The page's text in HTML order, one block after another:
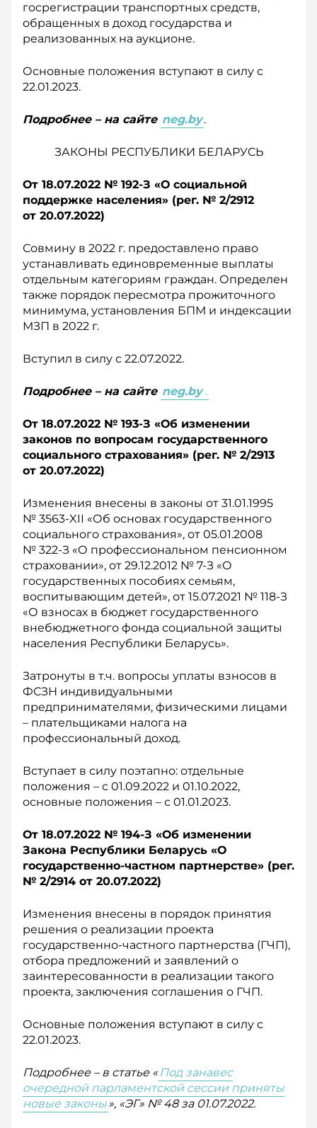
госрегистрации транспортных средств,
обращенных в доход государства и
реализованных на аукционе.
Основные положения вступают в силу с
22.01.2023.
Подробнее – на сайте neg.by.
ЗАКОНЫ РЕСПУБЛИКИ БЕЛАРУСЬ
От 18.07.2022 № 192-З «О социальной
поддержке населения» (рег. № 2/2912
от 20.07.2022)
Совмину в 2022 г. предоставлено право
устанавливать едино­временные выплаты
отдельным категориям граждан. Определен
также порядок пересмотра прожиточного
минимума, установления БПМ и индексации
МЗП в 2022 г.
Вступил в силу с 22.07.2022.
Подробнее – на сайте neg.by .
От 18.07.2022 № 193-З «Об изменении
законов по вопросам государственного
социального страхования» (рег. № 2/2913
от 20.07.2022)
Изменения внесены в законы от 31.01.1995
№ 3563-XII «Об основах государственного
социального страхования», от 05.01.2008
№ 322-З «О профессиональном пенсионном
страховании», от 29.12.2012 № 7-З «О
государственных пособиях семьям,
воспитывающим детей», от 15.07.2021 № 118-З
«О взносах в бюджет государственного
внебюджетного фонда социальной защиты
населения Республики Беларусь».
Затронуты в т.ч. вопросы уплаты взносов в
ФСЗН индивидуальными
предпринимателями, физическими лицами
– плательщиками налога на
профессиональный доход.
Вступает в силу поэтапно: отдельные
положения – с 01.09.2022 и 01.10.2022,
основные положения – с 01.01.2023.
От 18.07.2022 № 194-З «Об изменении
Закона Республики Беларусь «О
государственно-частном партнерстве» (рег.
№ 2/2914 от 20.07.2022)
Изменения внесены в порядок принятия
решения о реализации проекта
государственно-частного партнерства (ГЧП),
отбора предложений и заявлений о
заинтересованности в реализации такого
проекта, заключения соглашения о ГЧП.
Основные положения вступают в силу с
22.01.2023.
Подробнее – в статье « Под занавес
очередной парламентской сессии приняты
новые законы», «ЭГ» № 48 за 01.07.2022.